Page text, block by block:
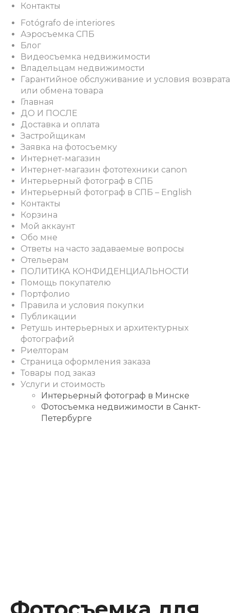
Контакты
Fotógrafo de interiores
Аэросъемка СПБ
Блог
Видеосъемка недвижимости
Владельцам недвижимости
Гарантийное обслуживание и условия возврата
или обмена товара
Главная
ДО И ПОСЛЕ
Доставка и оплата
Застройщикам
Заявка на фотосъемку
Интернет-магазин
Интернет-магазин фототехники canon
Интерьерный фотограф в СПБ
Интерьерный фотограф в СПБ – English
Контакты
Корзина
Мой аккаунт
Обо мне
Ответы на часто задаваемые вопросы
Отельерам
ПОЛИТИКА КОНФИДЕНЦИАЛЬНОСТИ
Помощь покупателю
Портфолио
Правила и условия покупки
Публикации
Ретушь интерьерных и архитектурных
фотографий
Риелторам
Страница оформления заказа
Товары под заказ
Услуги и стоимость
Интерьерный фотограф в Минске
Фотосъемка недвижимости в Санкт-
Петербурге